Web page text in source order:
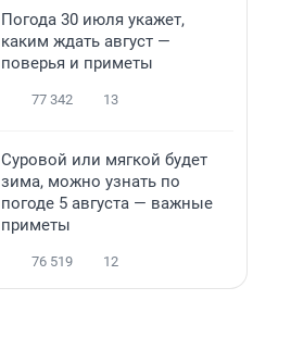
Погода 30 июля укажет,
каким ждать август —
поверья и приметы
77 342 13
Суровой или мягкой будет
зима, можно узнать по
погоде 5 августа — важные
приметы
76 519 12